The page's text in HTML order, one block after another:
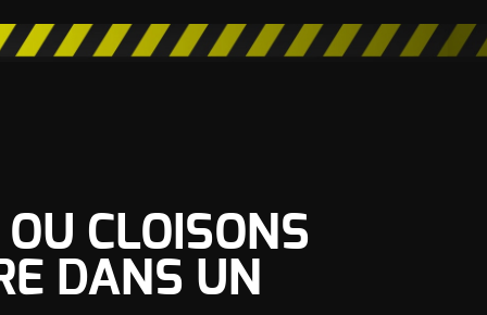
(pipi de chats)
autres Rongeurs
CLOISONS
DANS UN